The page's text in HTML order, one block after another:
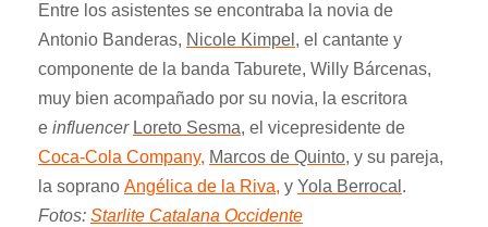
Entre los asistentes se encontraba la novia de
Antonio Banderas, Nicole Kimpel , el cantante y
componente de la banda Taburete, Willy Bárcenas,
muy bien acompañado por su novia, la escritora
e influencer Loreto Sesma, el vicepresidente de
Coca-Cola Company, Marcos de Quinto, y su pareja,
la soprano Angélica de la Riva, y Yola Berrocal .
Fotos: Starlite Catalana Occidente